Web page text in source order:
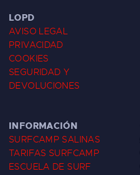
LOPD
AVISO LEGAL
PRIVACIDAD
COOKIES
SEGURIDAD Y
DEVOLUCIONES
INFORMACIÓN
SURFCAMP SALINAS
TARIFAS SURFCAMP
ESCUELA DE SURF